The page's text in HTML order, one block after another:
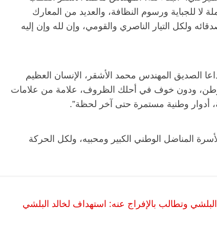
للجباية ورسوم النظافة، والعديد من المعارك
ولكل التيار الناصري والقومي، وإن لله وإن إليه
الصديق المهندس محمد الأشقر، الإنسان العظيم
ودون خوف في أحلك الظروف، علامة من علامات
أدوار وطنية مستمرة حتى آخر لحظة”.
المناضل الوطني الكبير ومحبيه، ولكل الحركة
وتطالب بالإفراج عنه: استهداف لخالد البلشي
الخصخصة الذي دافع عن المال العام